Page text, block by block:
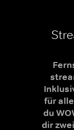
für
du
dir